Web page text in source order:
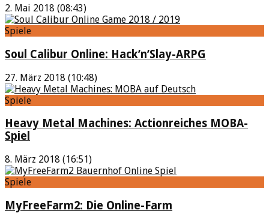
2. Mai 2018 (08:43)
Spiele
Soul Calibur Online: Hack’n’Slay-ARPG
27. März 2018 (10:48)
Spiele
Heavy Metal Machines: Actionreiches MOBA-
Spiel
8. März 2018 (16:51)
Spiele
MyFreeFarm2: Die Online-Farm